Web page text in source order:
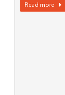
Read more